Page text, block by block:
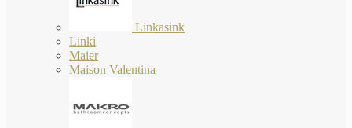
Linkasink
Linki
Maier
Maison Valentina